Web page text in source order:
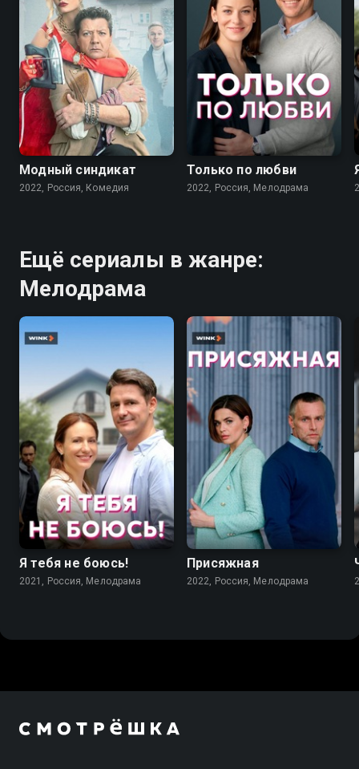
7.6
Модный синдикат
2022, Россия, Комедия
Только по любви
2022, Россия, Мелодрама
Ещё сериалы в жанре:
Мелодрама
7.1
Я тебя не боюсь!
2021, Россия, Мелодрама
6.8
Присяжная
2022, Россия, Мелодрама